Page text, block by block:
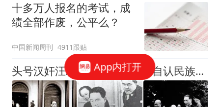
十多万人报名的考试，成
绩全部作废，公平么？
中国新闻周刊 4911跟贴
头号汉奸汪精卫的奇葩逻辑：自认民族英雄，蒋介石才是高调误国者
App内打开